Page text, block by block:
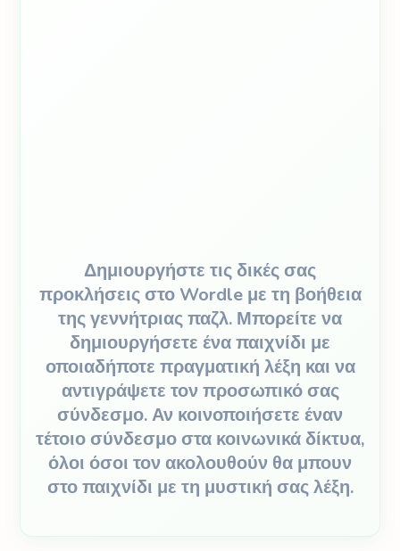
Δημιουργήστε τις δικές σας
προκλήσεις στο Wordle με τη βοήθεια
της γεννήτριας παζλ. Μπορείτε να
δημιουργήσετε ένα παιχνίδι με
οποιαδήποτε πραγματική λέξη και να
αντιγράψετε τον προσωπικό σας
σύνδεσμο. Αν κοινοποιήσετε έναν
τέτοιο σύνδεσμο στα κοινωνικά δίκτυα,
όλοι όσοι τον ακολουθούν θα μπουν
στο παιχνίδι με τη μυστική σας λέξη.